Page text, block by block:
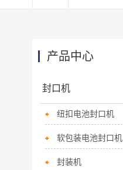
产品中心
封口机
纽扣电池封口机
软包装电池封口机
封装机